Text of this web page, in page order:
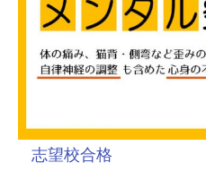
志望校合格